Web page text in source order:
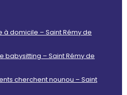
à domicile – Saint Rémy de
babysitting – Saint Rémy de
cherchent nounou – Saint